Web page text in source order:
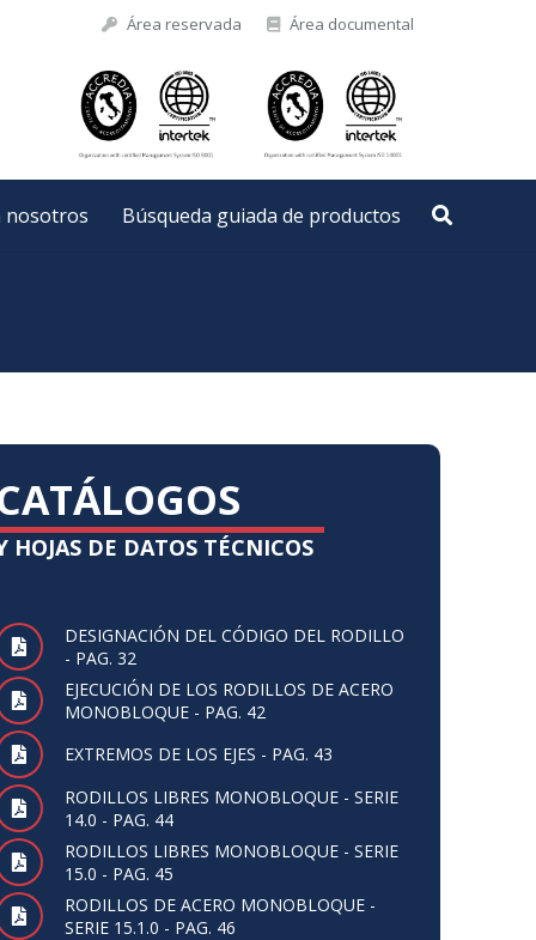
Área reservada Área documental
nosotros Búsqueda guiada de productos
HOJAS DE DATOS TÉCNICOS
DESIGNACIÓN DEL CÓDIGO DEL RODILLO
- PAG. 32
EJECUCIÓN DE LOS RODILLOS DE ACERO
MONOBLOQUE - PAG. 42
EXTREMOS DE LOS EJES - PAG. 43
RODILLOS LIBRES MONOBLOQUE - SERIE
14.0 - PAG. 44
RODILLOS LIBRES MONOBLOQUE - SERIE
15.0 - PAG. 45
RODILLOS DE ACERO MONOBLOQUE -
SERIE 15.1.0 - PAG. 46